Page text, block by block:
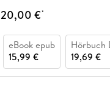
20,00 €*
eBook epub
15,99 €
Hörbuch
19,69 €